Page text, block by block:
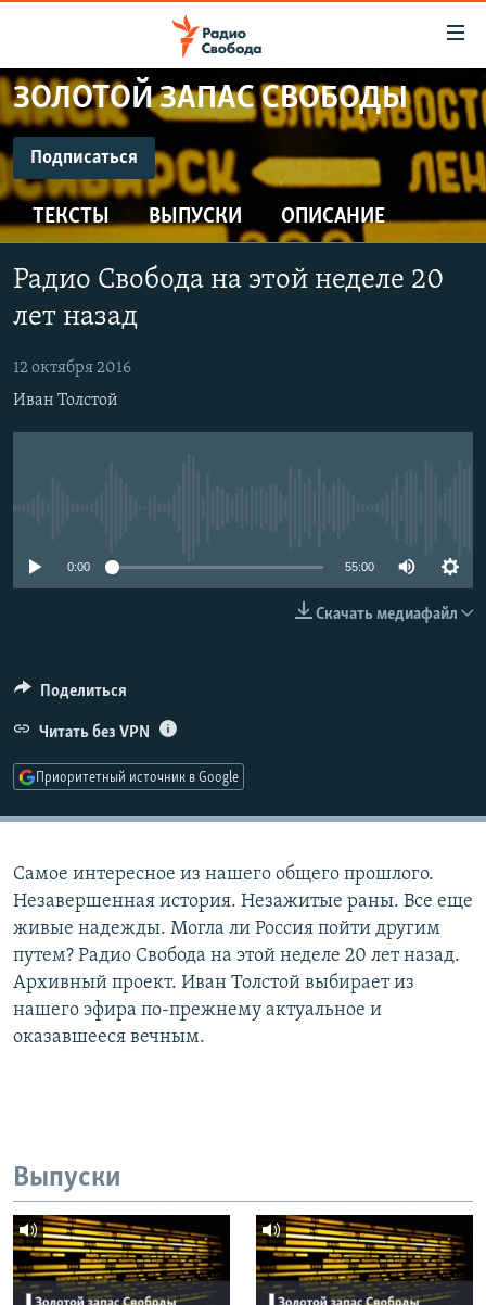
упрощенного
доступа
Вернуться
к
основному
содержанию
Вернутся
главной
Вернутся
поиску
ПРОГРАММЫ
ПОДКАСТЫ
АВТОРСКИЕ ПРОЕКТЫ
ЦИТАТЫ СВОБОДЫ
МНЕНИЯ
КУЛЬТУРА
КАВКАЗ.РЕАЛИИ
СЕВЕР.РЕАЛИИ
ЗОЛОТОЙ ЗАПАС СВОБОДЫ
Подписаться
ПОДПИСАТЬСЯ
ТЕКСТЫ ВЫПУСКИ ОПИСАНИЕ
Радио Свобода на этой неделе 20
лет назад
12 октября 2016
Иван Толстой
0:00 55:00
Скачать медиафайл
Поделиться
Читать без VPN
Приоритетный источник в Google
Самое интересное из нашего общего прошлого.
Незавершенная история. Незажитые раны. Все еще
живые надежды. Могла ли Россия пойти другим
путем? Радио Свобода на этой неделе 20 лет назад.
Архивный проект. Иван Толстой выбирает из
нашего эфира по-прежнему актуальное и
оказавшееся вечным.
Выпуски